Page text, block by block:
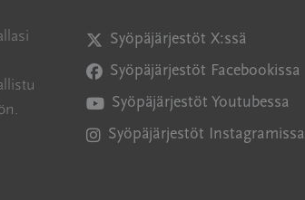
Syöpäjärjestöt X:ssä
Avautuu uuteen ikkunaan
Syöpäjärjestöt Facebookissa
Avautuu uuteen ikkunaan
Syöpäjärjestöt Youtubessa
Avautuu uuteen ikkunaan
Syöpäjärjestöt Instagramissa
Avautuu uuteen ikkunaan